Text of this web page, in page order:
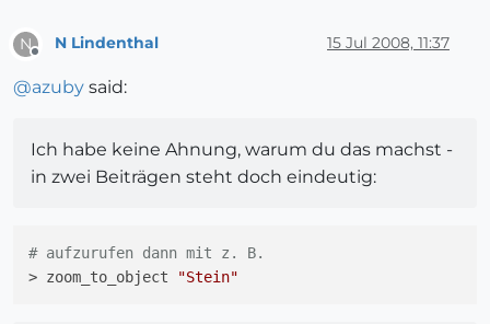
N N Lindenthal 15 Jul 2008, 11:37
@azuby said:
Ich habe keine Ahnung, warum du das machst -
in zwei Beiträgen steht doch eindeutig:
# aufzurufen dann mit z. B.
> zoom_to_object
"Stein"